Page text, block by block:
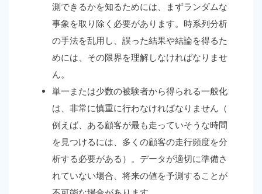
測できるかを知るためには、まずランダムな
事象を取り除く必要があります。時系列分析
の手法を乱用し、誤った結果や結論を得るた
めには、その限界を理解しなければなりませ
ん。
単一または少数の被験者から得られる一般化
は、非常に慎重に行わなければなりません（
例えば、ある顧客が最も走っていそうな時間
を見つけるには、多くの顧客の走行頻度を分
析する必要がある）。データが適切に準備さ
れていない場合、将来の値を予測することが